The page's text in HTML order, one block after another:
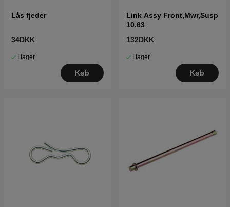
Lås fjeder
34DKK
I lager
Køb
Link Assy Front,Mwr,Susp
10.63
132DKK
I lager
Køb